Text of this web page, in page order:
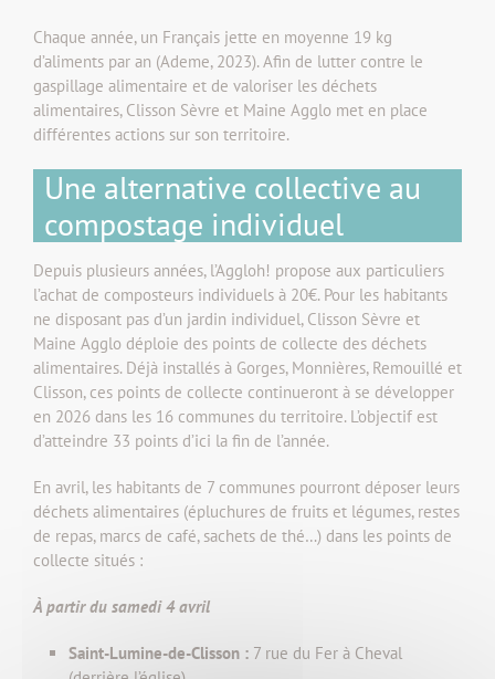
Chaque année, un Français jette en moyenne 19 kg
d’aliments par an (Ademe, 2023). Afin de lutter contre le
gaspillage alimentaire et de valoriser les déchets
alimentaires, Clisson Sèvre et Maine Agglo met en place
différentes actions sur son territoire.
Une alternative collective au
compostage individuel
Depuis plusieurs années, l’Aggloh! propose aux particuliers
l’achat de composteurs individuels à 20€. Pour les habitants
ne disposant pas d’un jardin individuel, Clisson Sèvre et
Maine Agglo déploie des points de collecte des déchets
alimentaires. Déjà installés à Gorges, Monnières, Remouillé et
Clisson, ces points de collecte continueront à se développer
en 2026 dans les 16 communes du territoire. L’objectif est
d’atteindre 33 points d’ici la fin de l’année.
En avril, les habitants de 7 communes pourront déposer leurs
déchets alimentaires (épluchures de fruits et légumes, restes
de repas, marcs de café, sachets de thé…) dans les points de
collecte situés :
À partir du samedi 4 avril
Saint-Lumine-de-Clisson : 7 rue du Fer à Cheval